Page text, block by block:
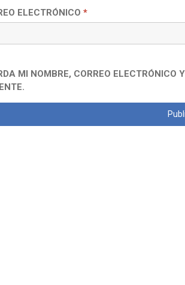
ELECTRÓNICO *
MI NOMBRE, CORREO ELECTRÓNICO